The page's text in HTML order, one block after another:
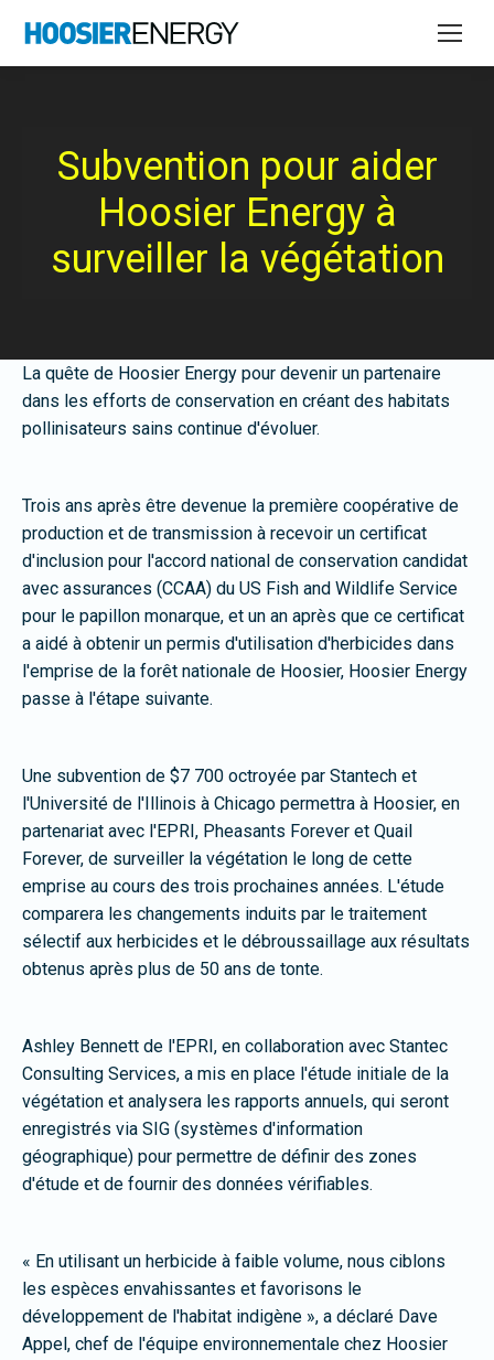
Subvention pour aider
Hoosier Energy à
surveiller la végétation
La quête de Hoosier Energy pour devenir un partenaire
dans les efforts de conservation en créant des habitats
pollinisateurs sains continue d'évoluer.
Trois ans après être devenue la première coopérative de
production et de transmission à recevoir un certificat
d'inclusion pour l'accord national de conservation candidat
avec assurances (CCAA) du US Fish and Wildlife Service
pour le papillon monarque, et un an après que ce certificat
a aidé à obtenir un permis d'utilisation d'herbicides dans
l'emprise de la forêt nationale de Hoosier, Hoosier Energy
passe à l'étape suivante.
Une subvention de $7 700 octroyée par Stantech et
l'Université de l'Illinois à Chicago permettra à Hoosier, en
partenariat avec l'EPRI, Pheasants Forever et Quail
Forever, de surveiller la végétation le long de cette
emprise au cours des trois prochaines années. L'étude
comparera les changements induits par le traitement
sélectif aux herbicides et le débroussaillage aux résultats
obtenus après plus de 50 ans de tonte.
Ashley Bennett de l'EPRI, en collaboration avec Stantec
Consulting Services, a mis en place l'étude initiale de la
végétation et analysera les rapports annuels, qui seront
enregistrés via SIG (systèmes d'information
géographique) pour permettre de définir des zones
d'étude et de fournir des données vérifiables.
« En utilisant un herbicide à faible volume, nous ciblons
les espèces envahissantes et favorisons le
développement de l'habitat indigène », a déclaré Dave
Appel, chef de l'équipe environnementale chez Hoosier